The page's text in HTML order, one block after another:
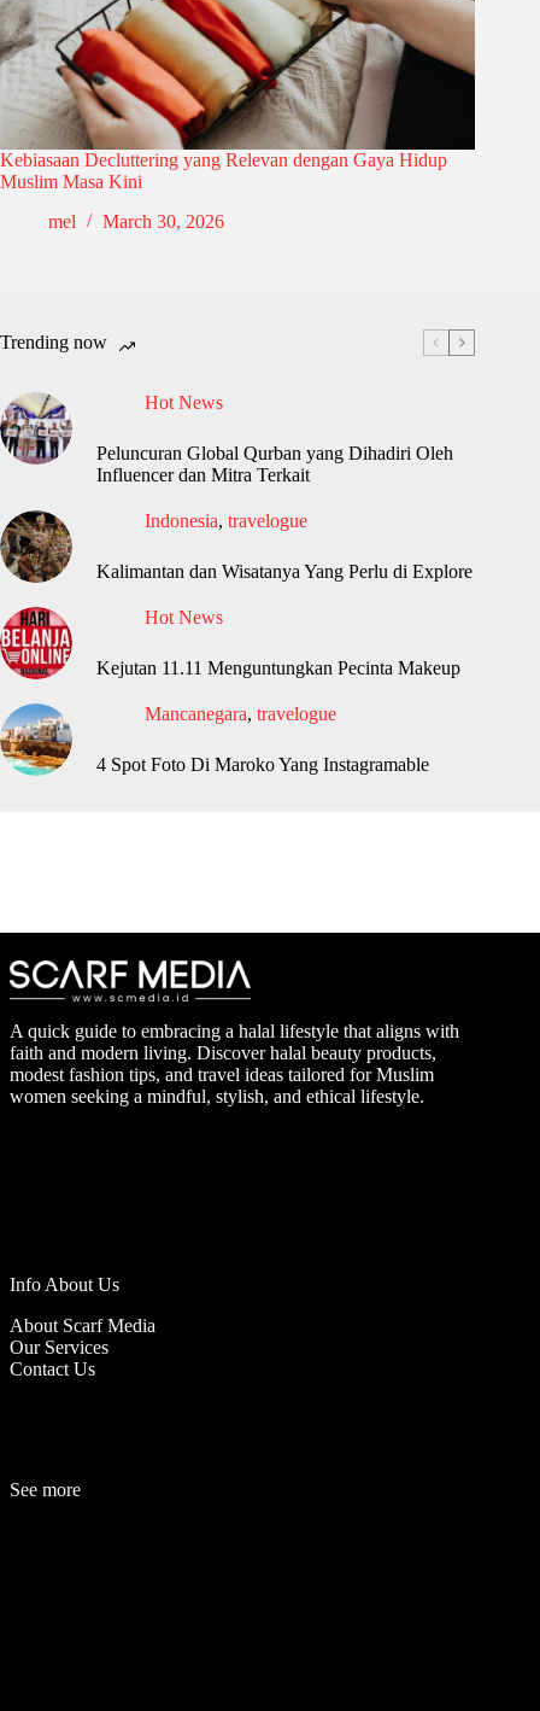
Kebiasaan Decluttering yang Relevan dengan Gaya Hidup
Muslim Masa Kini
mel
March 30, 2026
Trending now
Hot News
Peluncuran Global Qurban yang Dihadiri Oleh
Influencer dan Mitra Terkait
Indonesia, travelogue
Kalimantan dan Wisatanya Yang Perlu di Explore
Hot News
Kejutan 11.11 Menguntungkan Pecinta Makeup
Mancanegara, travelogue
4 Spot Foto Di Maroko Yang Instagramable
A quick guide to embracing a halal lifestyle that aligns with
faith and modern living. Discover halal beauty products,
modest fashion tips, and travel ideas tailored for Muslim
women seeking a mindful, stylish, and ethical lifestyle.
Info About Us
About Scarf Media
Our Services
Contact Us
See more